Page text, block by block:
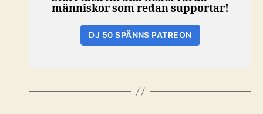
människor som redan supportar!
DJ 50 SPÄNNS PATREON